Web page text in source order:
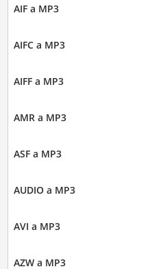
AIF a MP3
AIFC a MP3
AIFF a MP3
AMR a MP3
ASF a MP3
AUDIO a MP3
AVI a MP3
AZW a MP3